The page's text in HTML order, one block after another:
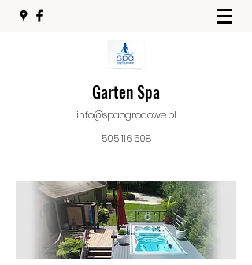
Garten Spa
info@spaogrodowe.pl
505 116 608